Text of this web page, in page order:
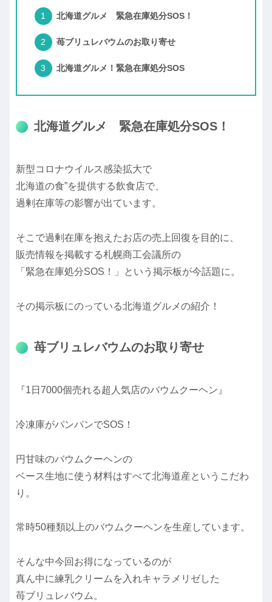
北海道グルメ 緊急在庫処分SOS！
苺ブリュレバウムのお取り寄せ
北海道グルメ！緊急在庫処分SOS
北海道グルメ 緊急在庫処分SOS！
新型コロナウイルス感染拡大で
北海道の食”を提供する飲食店で、
過剰在庫等の影響が出ています。
そこで過剰在庫を抱えたお店の売上回復を目的に、
販売情報を掲載する札幌商工会議所の
「緊急在庫処分SOS！」という掲示板が今話題に。
その掲示板にのっている北海道グルメの紹介！
苺ブリュレバウムのお取り寄せ
『1日7000個売れる超人気店のバウムクーヘン』
冷凍庫がパンパンでSOS！
円甘味のバウムクーヘンの
ベース生地に使う材料はすべて北海道産というこだわ
り。
常時50種類以上のバウムクーヘンを生産しています。
そんな中今回お得になっているのが
真ん中に練乳クリームを入れキャラメリゼした
苺ブリュレバウム。